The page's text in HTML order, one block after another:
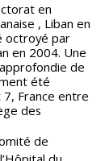
en
, Liban en
octroyé par
en 2004. Une
de
été
France entre
des
de